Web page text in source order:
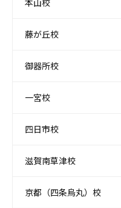
本山校
藤が丘校
御器所校
一宮校
四日市校
滋賀南草津校
京都（四条烏丸）校